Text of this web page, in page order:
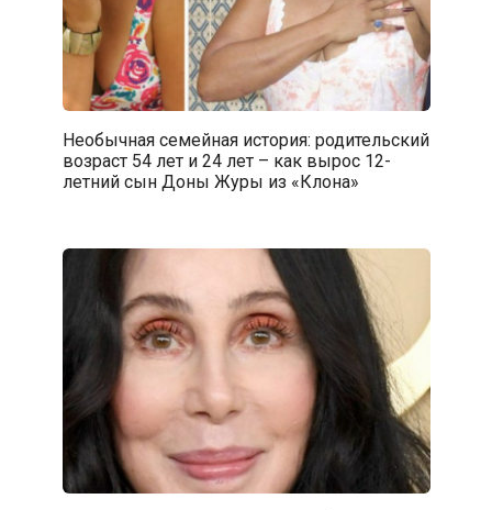
Необычная семейная история: родительский
возраст 54 лет и 24 лет – как вырос 12-
летний сын Доны Журы из «Клона»